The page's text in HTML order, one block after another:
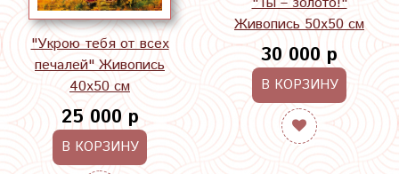
"Укрою тебя от всех
печалей" Живопись
40х50 см
25 000 р
В КОРЗИНУ
Живопись 50х50 см
30 000 р
В КОРЗИНУ